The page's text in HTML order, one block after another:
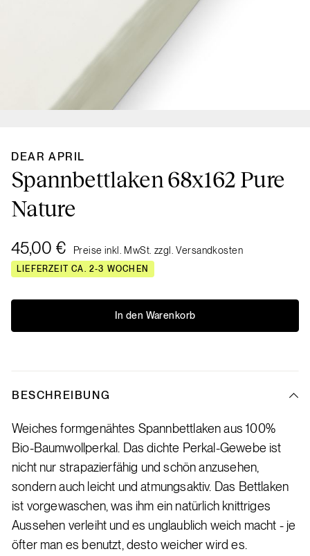
DEAR APRIL
Spannbettlaken 68x162 Pure
Nature
45,00 € Preise inkl. MwSt. zzgl. Versandkosten
LIEFERZEIT CA. 2-3 WOCHEN
In den Warenkorb
BESCHREIBUNG
Weiches formgenähtes Spannbettlaken aus 100%
Bio-Baumwollperkal. Das dichte Perkal-Gewebe ist
nicht nur strapazierfähig und schön anzusehen,
sondern auch leicht und atmungsaktiv. Das Bettlaken
ist vorgewaschen, was ihm ein natürlich knittriges
Aussehen verleiht und es unglaublich weich macht - je
öfter man es benutzt, desto weicher wird es.